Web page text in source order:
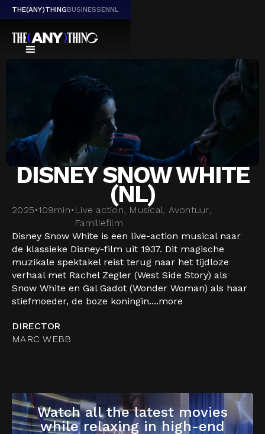
THE(ANY)THINGBUSINESSENNL
DISNEY SNOW WHITE
(NL)
2025•109min• Live action, Musical, Avontuur,
Familiefilm
Disney Snow White is een live-action musical naar
de klassieke Disney-film uit 1937. Dit magische
muzikale spektakel reist terug naar het tijdloze
verhaal met Rachel Zegler (West Side Story) als
Snow White en Gal Gadot (Wonder Woman) als haar
stiefmoeder, de boze koningin....more
DIRECTOR
MARC WEBB
Watch all the latest movies
while relaxing in high-end